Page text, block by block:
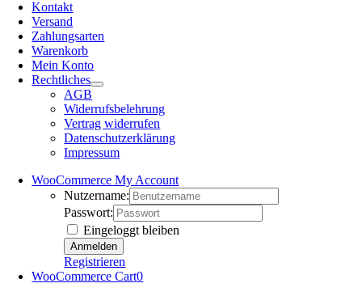
Kontakt
Versand
Zahlungsarten
Warenkorb
Mein Konto
Rechtliches
AGB
Widerrufsbelehrung
Vertrag widerrufen
Datenschutzerklärung
Impressum
WooCommerce My Account
Nutzername:
Passwort:
Eingeloggt bleiben
Registrieren
WooCommerce Cart0